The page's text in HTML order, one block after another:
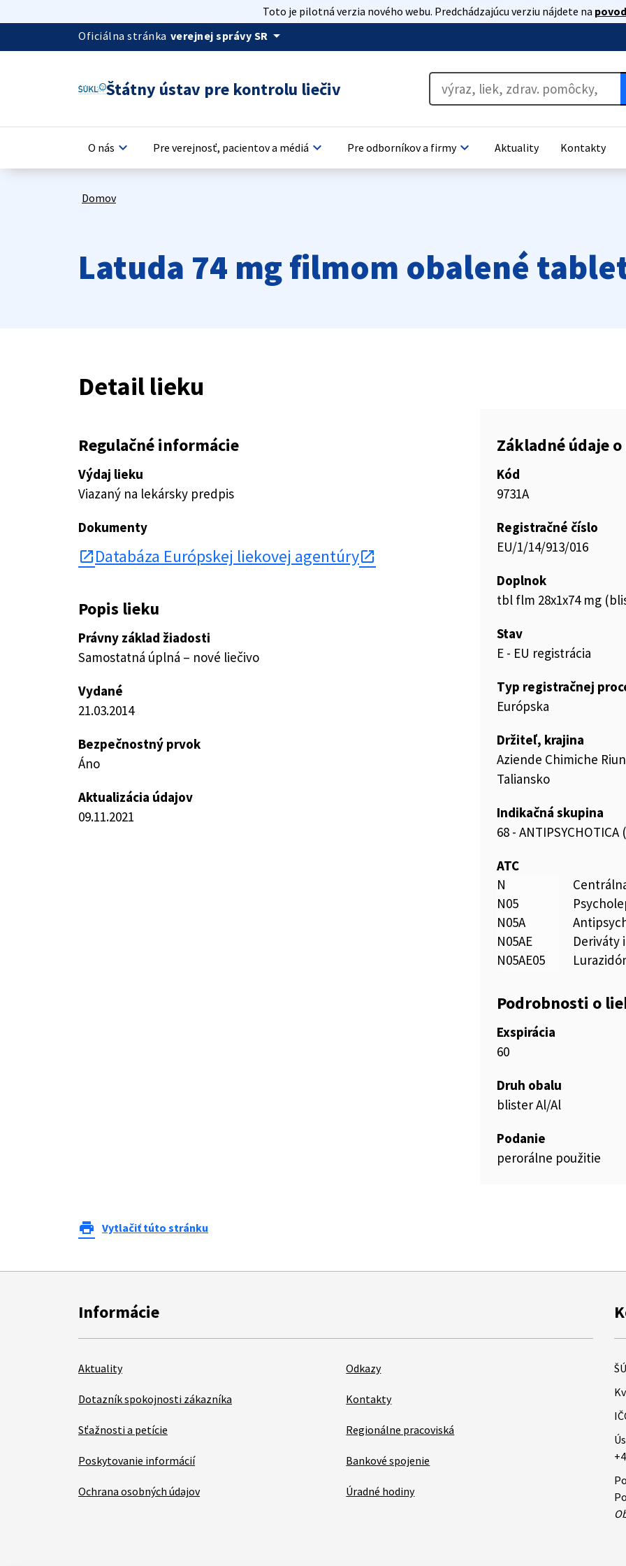
Toto je pilotná verzia nového webu. Predchádzajúcu verziu nájdete na
Oficiálna stránka verejnej správy SR arrow_drop_down
Štátny ústav pre kontrolu liečiv
O nás keyboard_arrow_down Pre verejnosť, pacientov a médiá keyboard_arrow_down Pre odborníkov a firmykeyboard_arrow_down Aktuality Kontakty
Domov
Latuda 74 mg filmom obalené
Detail lieku
Regulačné informácie
Výdaj lieku
Viazaný na lekársky predpis
Dokumenty
open_in_new Databáza Európskej liekovej agentúry
Popis lieku
Právny základ žiadosti
Samostatná úplná – nové liečivo
Vydané
21.03.2014
Bezpečnostný prvok
Áno
Aktualizácia údajov
09.11.2021
Základné údaje
Kód
9731A
Registračné číslo
EU/1/14/913/016
Doplnok
tbl flm 28x1x74 mg
Stav
E - EU registrácia
Typ registračnej
Európska
Držiteľ, krajina
Aziende Chimiche
Taliansko
Indikačná skupina
68 - ANTIPSYCHOTICA
ATC
N
N05
N05A
N05AE
Deriváty
N05AE05
Podrobnosti o
Exspirácia
60
Druh obalu
blister Al/Al
Podanie
perorálne použitie
print Vytlačiť túto stránku
Informácie
Aktuality
Dotazník spokojnosti zákazníka
Sťažnosti a petície
Poskytovanie informácií
Ochrana osobných údajov
Odkazy
Kontakty
Regionálne pracoviská
Bankové spojenie
Úradné hodiny